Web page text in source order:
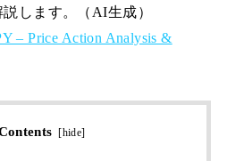
します。（AI生成）
– Price Action Analysis &
[hide]